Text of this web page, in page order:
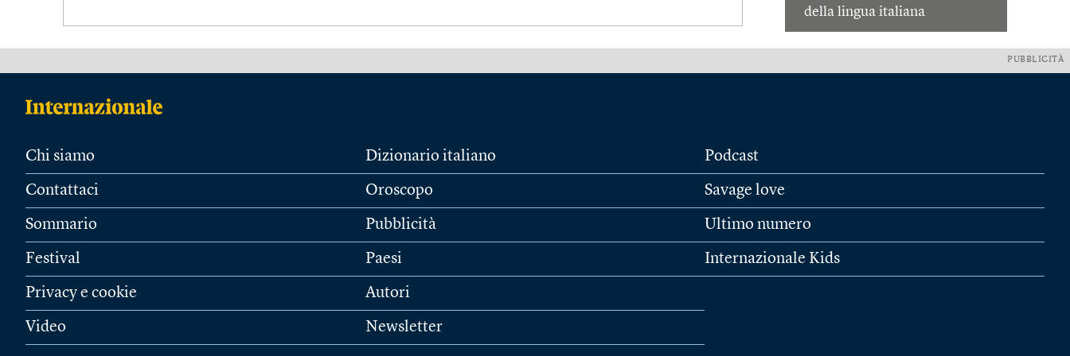
della lingua italiana
PUBBLICITÀ
Chi siamo
Contattaci
Sommario
Festival
Privacy e cookie
Video
Dizionario italiano
Oroscopo
Pubblicità
Paesi
Autori
Newsletter
Podcast
Savage love
Ultimo numero
Internazionale Kids